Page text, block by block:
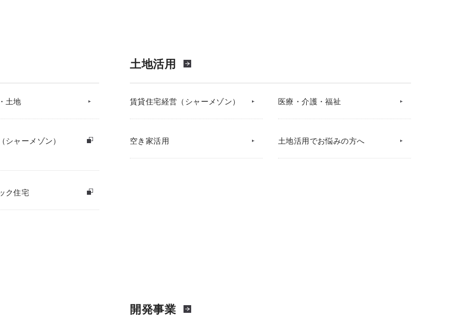
土地
シャーメゾン）
ク住宅
土地活用
賃貸住宅経営（シャーメゾン） 医療・介護・福祉
空き家活用 土地活用でお悩みの方へ
開発事業